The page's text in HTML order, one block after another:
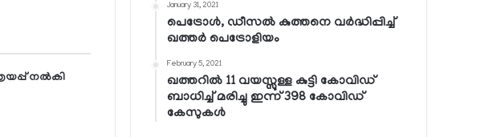
നല്‍കി
January 31, 2021
പെട്രോള്‍, ഡീസല്‍ കുത്തനെ വര്‍ദ്ധിപ്പിച്ച്
ഖത്തര്‍ പെട്രോളിയം
February 5, 2021
ഖത്തറില്‍ 11 വയസ്സുള്ള കുട്ടി കോവിഡ്
ബാധിച്ച് മരിച്ചു ഇന്ന് 398 കോവിഡ്
കേസുകള്‍